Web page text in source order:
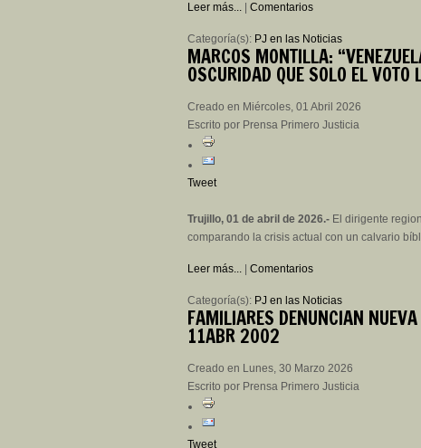
Leer más... Comentarios
Categoría(s): PJ en las Noticias
MARCOS MONTILLA:
OSCURIDAD QUE SOLO EL VOTO
Creado en Miércoles, 01 Abril 2026
Escrito por Prensa Primero Justicia
Tweet
Trujillo, 01 de abril de 2026.- El dirigente
comparando la crisis actual con un calvario
Leer más... Comentarios
Categoría(s): PJ en las Noticias
FAMILIARES DENUNCIAN
11ABR 2002
Creado en Lunes, 30 Marzo 2026
Escrito por Prensa Primero Justicia
Tweet